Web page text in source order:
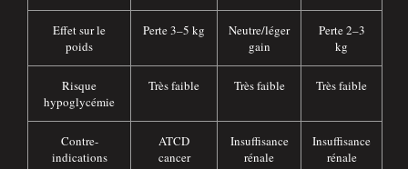
Effet sur le
poids
Perte 3–5 kg
Neutre/léger
gain
Perte 2–3
kg
Risque
hypoglycémie
Très faible Très faible Très faible
Contre-
indications
ATCD
cancer
Insuffisance
rénale
Insuffisance
rénale